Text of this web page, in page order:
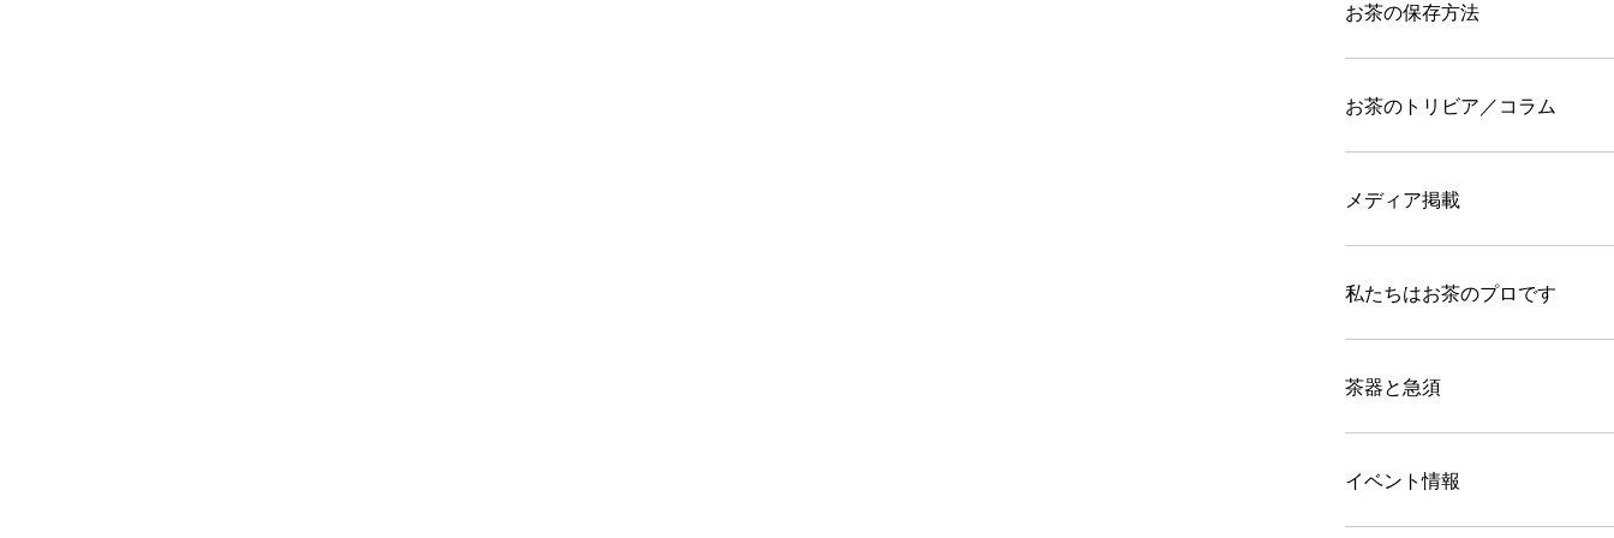
お茶の保存方法
お茶のトリビア／コラム
メディア掲載
私たちはお茶のプロです
茶器と急須
イベント情報